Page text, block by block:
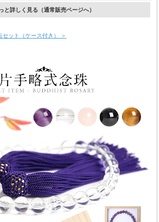
と詳しく見る（通常販売ページへ）
ット（ケース付き） ＞